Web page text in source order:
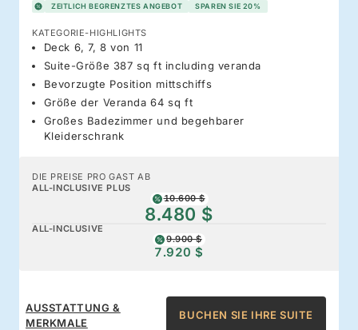
ZEITLICH BEGRENZTES ANGEBOT SPAREN SIE 20%
KATEGORIE-HIGHLIGHTS
Deck 6, 7, 8 von 11
Suite-Größe 387 sq ft including veranda
Bevorzugte Position mittschiffs
Größe der Veranda 64 sq ft
Großes Badezimmer und begehbarer
Kleiderschrank
DIE PREISE PRO GAST AB
ALL-INCLUSIVE PLUS
10.600 $
8.480 $
ALL-INCLUSIVE
9.900 $
7.920 $
AUSSTATTUNG &
MERKMALE
BUCHEN SIE IHRE SUITE